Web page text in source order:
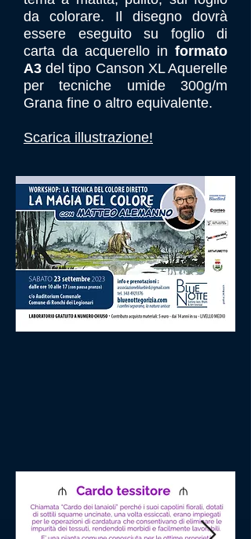
da colorare. Il disegno dovrà
essere eseguito su foglio di
carta da acquerello in formato
A3 del tipo Canson XL Aquerelle
per tecniche umide 300g/m
Grana fine o altro equivalente.
Scarica illustrazione!